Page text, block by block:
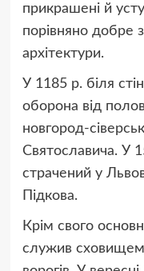
прикрашені й
порівняно добре
архітектури.
У 1185 р. біля
оборона від
новгород-
Святославича. У
страчений у
Підкова.
Крім свого
служив сховищем